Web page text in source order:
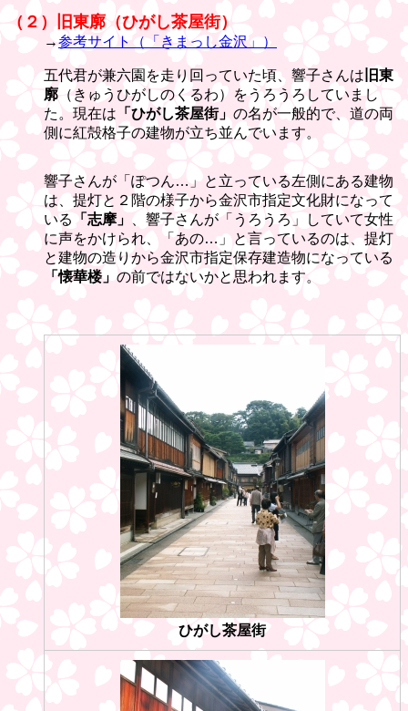
（２）旧東廓（ひがし茶屋街）
→参考サイト（「きまっし金沢」）
五代君が兼六園を走り回っていた頃、響子さんは 旧東
廓 （きゅうひがしのくるわ）をうろうろしていまし
た。現在は 「ひがし茶屋街」 の名が一般的で、道の両
側に紅殻格子の建物が立ち並んでいます。
響子さんが「ぽつん…」と立っている左側にある建物
は、提灯と２階の様子から金沢市指定文化財になって
いる
「志摩」 、響子さんが「うろうろ」していて女性
に声をかけられ、「あの…」と言っているのは、提灯
と建物の造りから金沢市指定保存建造物になっている
「懐華楼」 の前ではないかと思われます。
ひがし茶屋街